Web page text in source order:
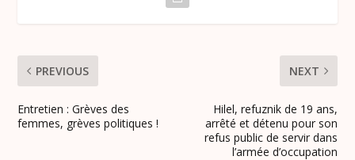
PREVIOUS
Entretien : Grèves des
femmes, grèves politiques !
NEXT
Hilel, refuznik de 19 ans,
arrêté et détenu pour son
refus public de servir dans
l’armée d’occupation